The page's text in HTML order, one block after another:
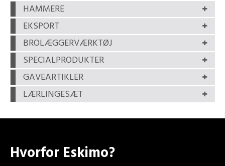
HAMMERE
EKSPORT
BROLÆGGERVÆRKTØJ
SPECIALPRODUKTER
GAVEARTIKLER
LÆRLINGESÆT
Hvorfor Eskimo?